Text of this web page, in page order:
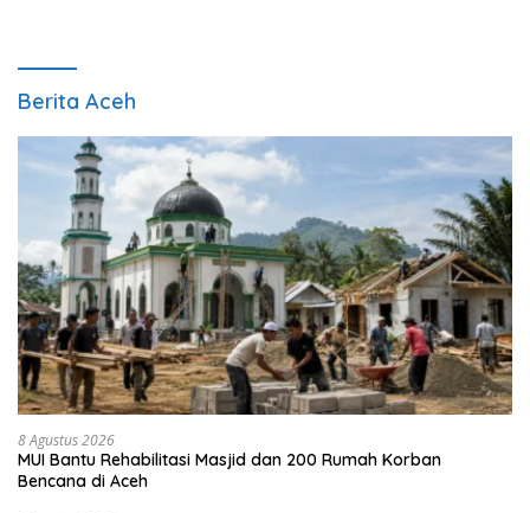
Berita Aceh
8 Agustus 2026
MUI Bantu Rehabilitasi Masjid dan 200 Rumah Korban
Bencana di Aceh